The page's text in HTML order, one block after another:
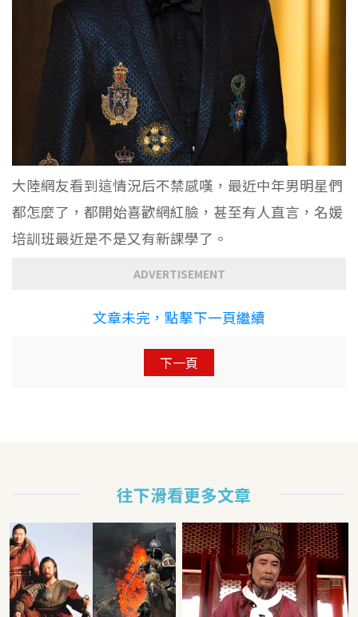
大陸網友看到這情況后不禁感嘆，最近中年男明星們
都怎麼了，都開始喜歡網紅臉，甚至有人直言，名媛
培訓班最近是不是又有新課學了。
ADVERTISEMENT
文章未完，點擊下一頁繼續
下一頁
往下滑看更多文章